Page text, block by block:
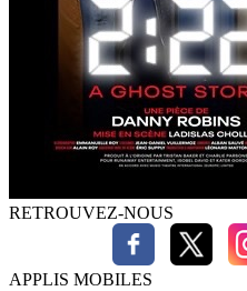
RETROUVEZ-NOUS
APPLIS MOBILES